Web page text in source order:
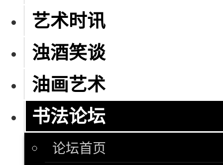
艺术时讯
浊酒笑谈
油画艺术
书法论坛
论坛首页